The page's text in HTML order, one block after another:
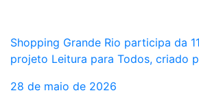
Shopping Grande Rio participa da
projeto Leitura para Todos, criado
28 de maio de 2026